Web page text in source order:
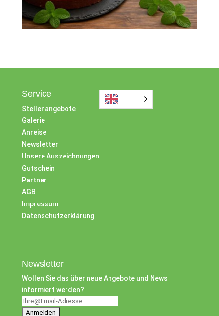
Service
Stellenangebote
Galerie
Anreise
Newsletter
Unsere Auszeichnungen
Gutschein
Partner
AGB
Impressum
Datenschutzerklärung
Newsletter
Wollen Sie das über neue Angebote und News
informiert werden?